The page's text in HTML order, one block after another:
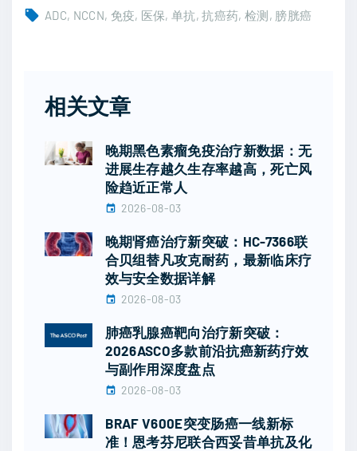
ADC NCCN 免疫 医保 单抗 抗癌药 检测 膀胱癌
相关文章
晚期黑色素瘤免疫治疗新数据：无
进展生存越久生存率越高，死亡风
险趋近正常人
2026-08-03
晚期肾癌治疗新突破：HC-7366联
合贝组替凡攻克耐药，最新临床疗
效与安全数据详解
2026-08-03
肺癌乳腺癌靶向治疗新突破：
2026ASCO多款前沿抗癌新药疗效
与副作用深度盘点
2026-08-03
BRAF V600E突变肠癌一线新标
准！恩考芬尼联合西妥昔单抗及化